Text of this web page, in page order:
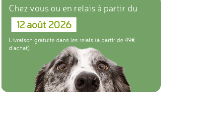
Chez vous ou en relais à partir du
12 août 2026
Livraison gratuite dans les relais (à partir de 49
d'achat)